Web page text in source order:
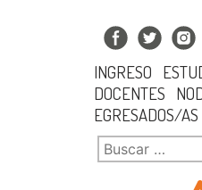
INGRESO
DOCENTES
EGRESADOS/AS